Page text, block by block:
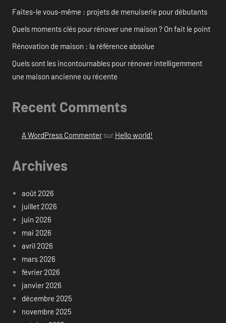
Faites-le vous-même : projets de menuiserie pour débutants
Quels moments clés pour rénover une maison ? On fait le point
Rénovation de maison : la référence absolue
Quels sont les incontournables pour rénover intelligemment
une maison ancienne ou récente
Recent Comments
A WordPress Commentersur Hello world!
Archives
août 2026
juillet 2026
juin 2026
mai 2026
avril 2026
mars 2026
février 2026
janvier 2026
décembre 2025
novembre 2025